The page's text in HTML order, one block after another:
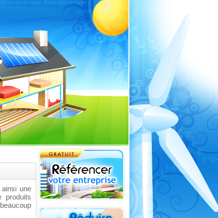
circuit de vente. Envie vous propos
une
produits